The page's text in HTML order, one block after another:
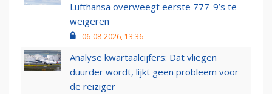
Lufthansa overweegt eerste 777-9’s te
weigeren
06-08-2026, 13:36
Analyse kwartaalcijfers: Dat vliegen
duurder wordt, lijkt geen probleem voor
de reiziger